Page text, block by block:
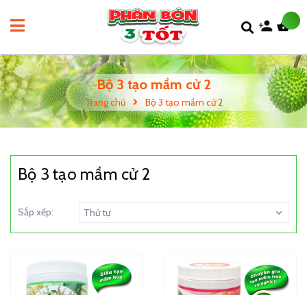
Bộ 3 tạo mầm cử 2
Trang chủ Bộ 3 tạo mầm cử 2
Bộ 3 tạo mầm cử 2
Sắp xếp: Thứ tự